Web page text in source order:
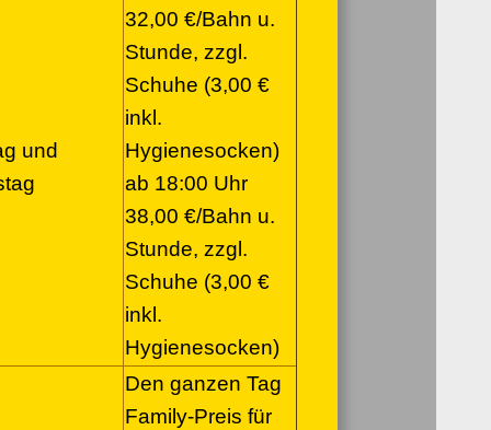
und
32,00 €/Bahn u.
Stunde, zzgl.
Schuhe (3,00 €
inkl.
Hygienesocken)
ab 18:00 Uhr
38,00 €/Bahn u.
Stunde, zzgl.
Schuhe (3,00 €
inkl.
Hygienesocken)
Den ganzen Tag
Family-Preis für